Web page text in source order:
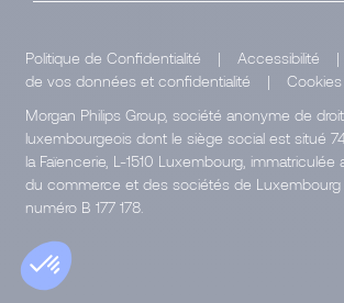
Politique de Confidentialité | Accessibilité |
de vos données et confidentialité
|
Cookies
Morgan Philips Group, société anonyme de droit
luxembourgeois dont le siège social est situé
la Faïencerie, L-1510 Luxembourg, immatriculée
du commerce et des sociétés de Luxembourg
numéro B 177 178.